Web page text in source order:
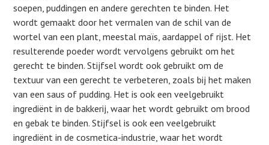
soepen, puddingen en andere gerechten te binden. Het
wordt gemaakt door het vermalen van de schil van de
wortel van een plant, meestal maïs, aardappel of rijst. Het
resulterende poeder wordt vervolgens gebruikt om het
gerecht te binden. Stijfsel wordt ook gebruikt om de
textuur van een gerecht te verbeteren, zoals bij het maken
van een saus of pudding. Het is ook een veelgebruikt
ingrediënt in de bakkerij, waar het wordt gebruikt om brood
en gebak te binden. Stijfsel is ook een veelgebruikt
ingrediënt in de cosmetica-industrie, waar het wordt